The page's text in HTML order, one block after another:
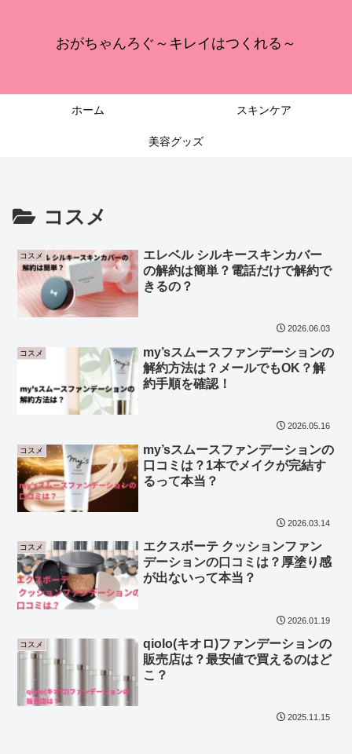
おがちゃんろぐ～キレイはつくれる～
ホーム スキンケア
美容グッズ
コスメ
コスメ
エレベル シルキースキンカバー
の解約は簡単？電話だけで解約で
きるの？
2026.06.03
コスメ
my’sスムースファンデーションの
解約方法は？メールでもOK？解
約手順を確認！
2026.05.16
コスメ
my’sスムースファンデーションの
口コミは？1本でメイクが完結す
るって本当？
2026.03.14
コスメ
エクスボーテ クッションファン
デーションの口コミは？厚塗り感
が出ないって本当？
2026.01.19
コスメ
qiolo(キオロ)ファンデーションの
販売店は？最安値で買えるのはど
こ？
2025.11.15